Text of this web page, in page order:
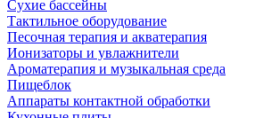
Сухие бассейны
Тактильное оборудование
Песочная терапия и акватерапия
Ионизаторы и увлажнители
Ароматерапия и музыкальная среда
Пищеблок
Аппараты контактной обработки